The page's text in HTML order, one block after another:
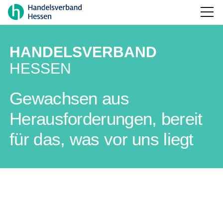
HANDELSVERBAND
HESSEN
Gewachsen aus
Herausforderungen, bereit
für das, was vor uns liegt